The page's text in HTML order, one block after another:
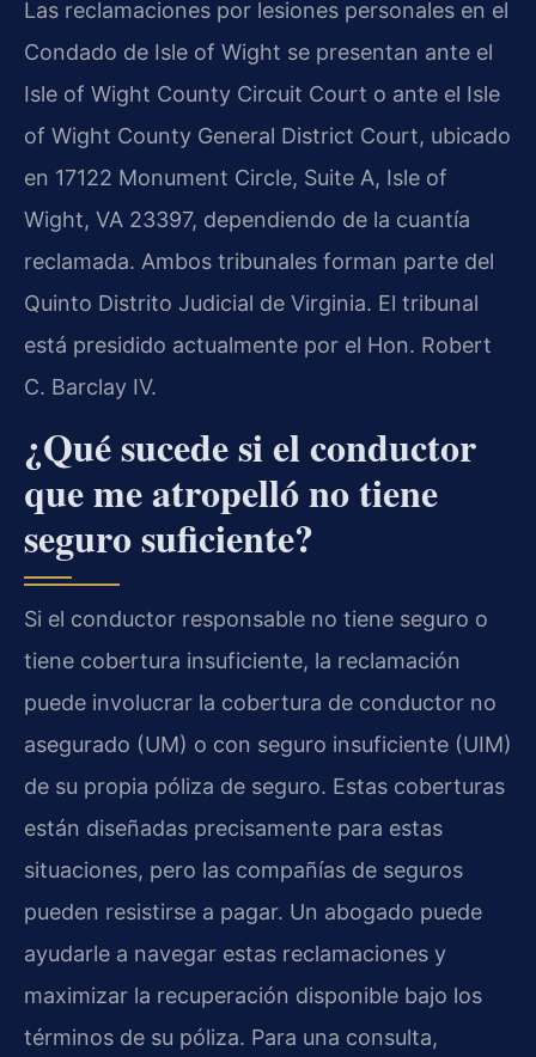
Las reclamaciones por lesiones personales en el
Condado de Isle of Wight se presentan ante el
Isle of Wight County Circuit Court o ante el Isle
of Wight County General District Court, ubicado
en 17122 Monument Circle, Suite A, Isle of
Wight, VA 23397, dependiendo de la cuantía
reclamada. Ambos tribunales forman parte del
Quinto Distrito Judicial de Virginia. El tribunal
está presidido actualmente por el Hon. Robert
C. Barclay IV.
¿Qué sucede si el conductor
que me atropelló no tiene
seguro suficiente?
Si el conductor responsable no tiene seguro o
tiene cobertura insuficiente, la reclamación
puede involucrar la cobertura de conductor no
asegurado (UM) o con seguro insuficiente (UIM)
de su propia póliza de seguro. Estas coberturas
están diseñadas precisamente para estas
situaciones, pero las compañías de seguros
pueden resistirse a pagar. Un abogado puede
ayudarle a navegar estas reclamaciones y
maximizar la recuperación disponible bajo los
términos de su póliza. Para una consulta,